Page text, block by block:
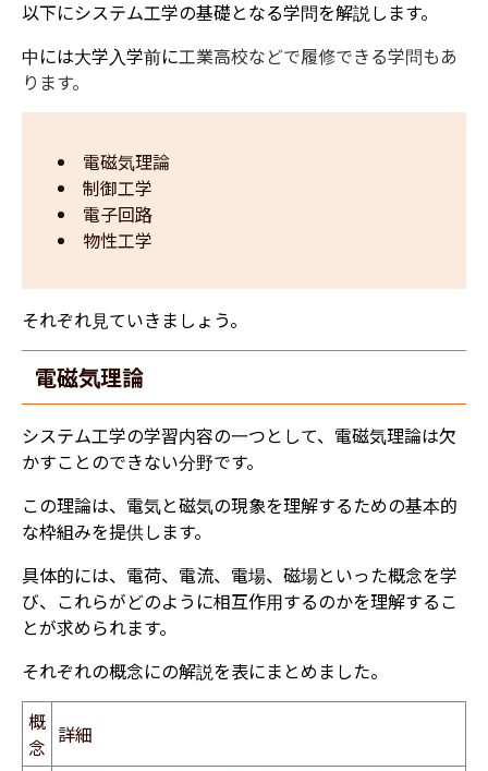
以下にシステム工学の基礎となる学問を解説します。
中には大学入学前に工業高校などで履修できる学問もあ
ります。
電磁気理論
制御工学
電子回路
物性工学
それぞれ見ていきましょう。
電磁気理論
システム工学の学習内容の一つとして、電磁気理論は欠
かすことのできない分野です。
この理論は、電気と磁気の現象を理解するための基本的
な枠組みを提供します。
具体的には、電荷、電流、電場、磁場といった概念を学
び、これらがどのように相互作用するのかを理解するこ
とが求められます。
それぞれの概念にの解説を表にまとめました。
概
念 詳細